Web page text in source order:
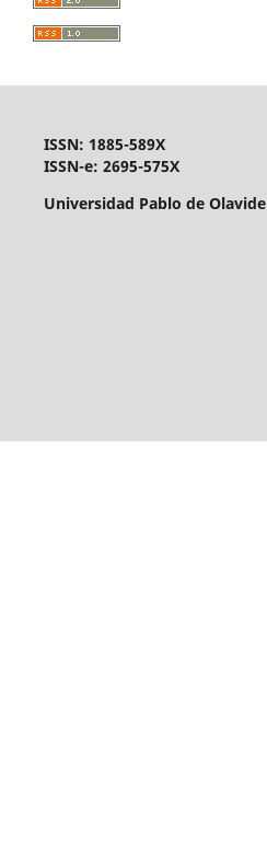
ISSN: 1885-589X
ISSN-e: 2695-575X
Universidad Pablo de Olavide